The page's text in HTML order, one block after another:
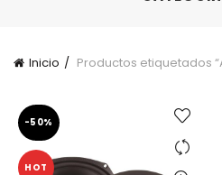
Inicio Productos etiquetados
-50%
HOT